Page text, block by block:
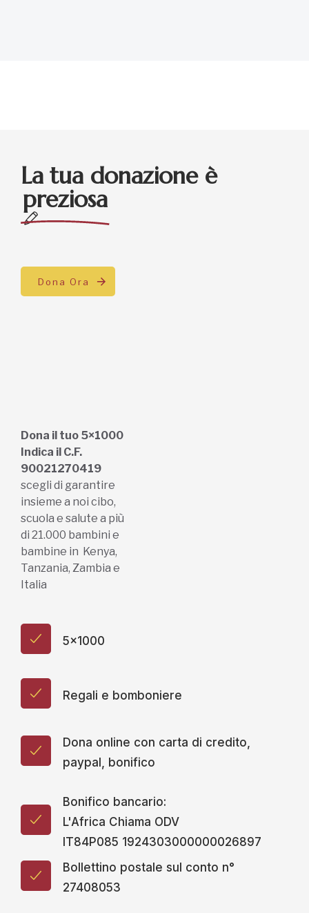
La tua donazione è
preziosa
Dona Ora
Dona il tuo 5×1000
Indica il C.F.
90021270419
scegli di garantire
insieme a noi cibo,
scuola e salute a più
di 21.000 bambini e
bambine in Kenya,
Tanzania, Zambia e
Italia
5x1000
Regali e bomboniere
Dona online con carta di credito,
paypal, bonifico
Bonifico bancario:
L'Africa Chiama ODV
IT84P085 1924303000000026897
Bollettino postale sul conto n°
27408053